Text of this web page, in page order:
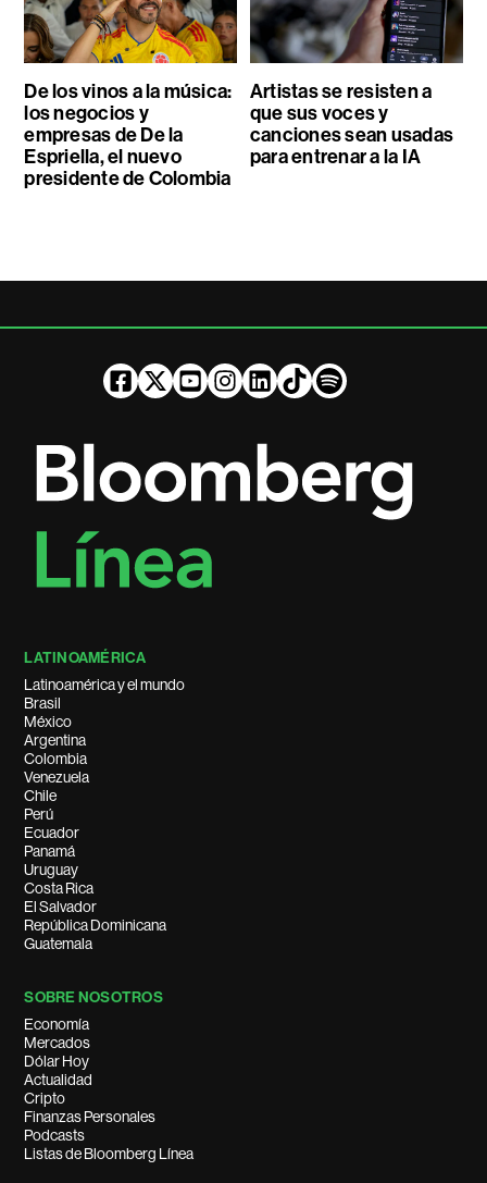
De los vinos a la música:
los negocios y
empresas de De la
Espriella, el nuevo
presidente de Colombia
Artistas se resisten a
que sus voces y
canciones sean usadas
para entrenar a la IA
LATINOAMÉRICA
Latinoamérica y el mundo
Brasil
México
Argentina
Colombia
Venezuela
Chile
Perú
Ecuador
Panamá
Uruguay
Costa Rica
El Salvador
República Dominicana
Guatemala
SOBRE NOSOTROS
Economía
Mercados
Dólar Hoy
Actualidad
Cripto
Finanzas Personales
Podcasts
Listas de Bloomberg Línea